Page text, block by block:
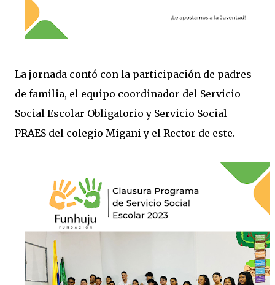
La jornada contó con la participación de padres
de familia, el equipo coordinador del Servicio
Social Escolar Obligatorio y Servicio Social
PRAES del colegio Migani y el Rector de este.